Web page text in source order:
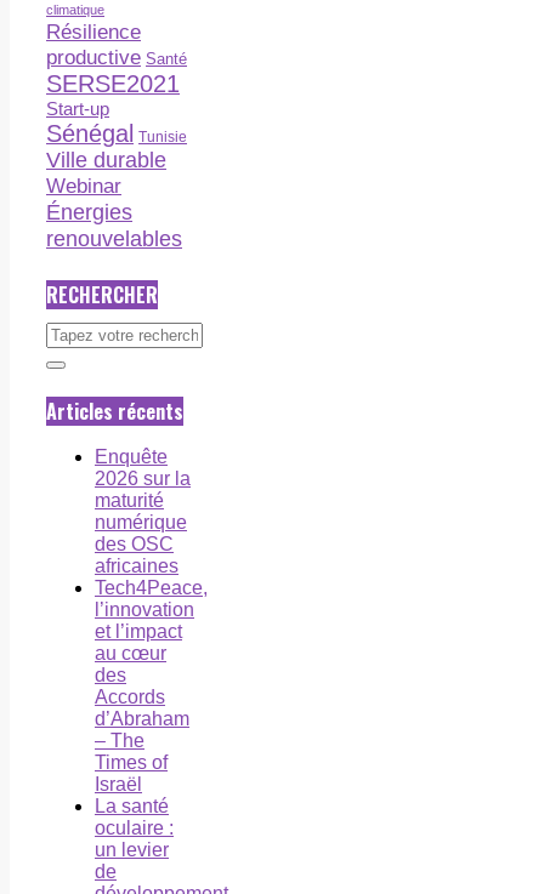
climatique
Résilience
productive Santé
SERSE2021
Start-up
Sénégal Tunisie
Ville durable
Webinar
Énergies
renouvelables
RECHERCHER
Articles récents
Enquête
2026 sur la
maturité
numérique
des OSC
africaines
Tech4Peace,
l’innovation
et l’impact
au cœur
des
Accords
d’Abraham
– The
Times of
Israël
La santé
oculaire :
un levier
de